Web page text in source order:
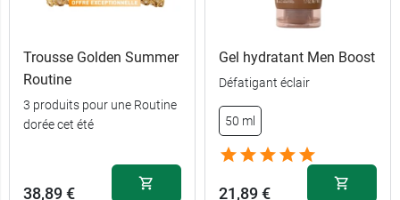
Trousse Golden Summer
Routine
3 produits pour une Routine
dorée cet été
38,89 €
Gel hydratant Men Boost
Défatigant éclair
50 ml
21,89 €